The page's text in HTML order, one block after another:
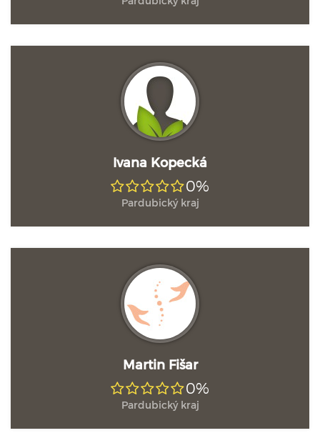
Ivana Kopecká
0%
Pardubický kraj
Martin Fišar
0%
Pardubický kraj